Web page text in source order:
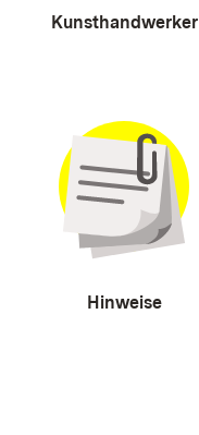
Kunsthandwerker
Hinweise